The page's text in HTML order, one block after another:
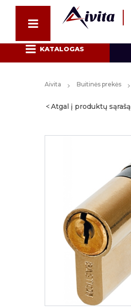
KATALOGAS
Aivita Buitinės prekės
Atgal į produktų sąrašą